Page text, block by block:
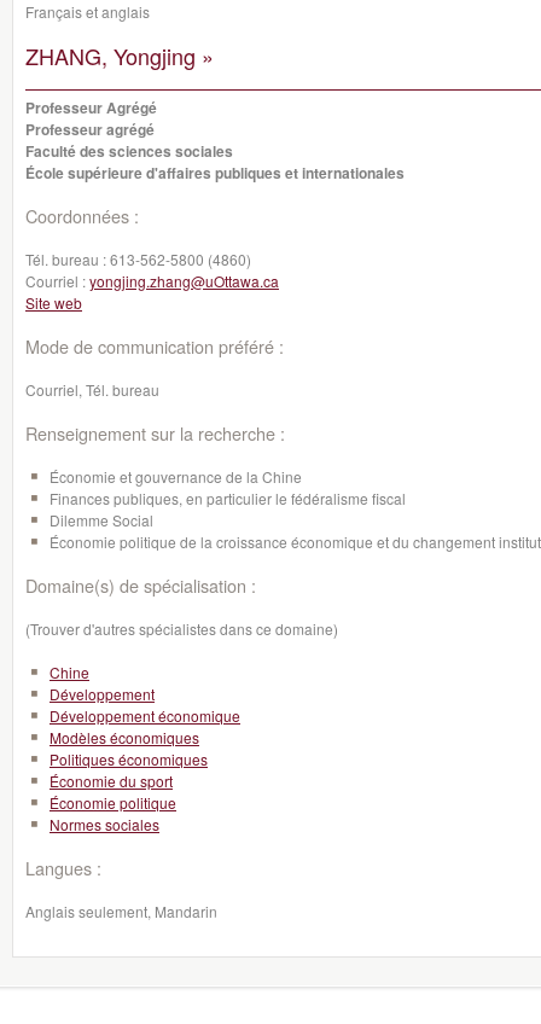
Français et anglais
ZHANG, Yongjing »
Professeur Agrégé
Professeur agrégé
Faculté des sciences sociales
École supérieure d'affaires publiques et internationales
Coordonnées :
Tél. bureau :613-562-5800 (4860)
Courriel :yongjing.zhang@uOttawa.ca
Site web
Mode de communication préféré :
Courriel, Tél. bureau
Renseignement sur la recherche :
Économie et gouvernance de la Chine
Finances publiques, en particulier le fédéralisme fiscal
Dilemme Social
Économie politique de la croissance économique et du changement
Domaine(s) de spécialisation :
(Trouver d'autres spécialistes dans ce domaine)
Chine
Développement
Développement économique
Modèles économiques
Politiques économiques
Économie du sport
Économie politique
Normes sociales
Langues :
Anglais seulement, Mandarin